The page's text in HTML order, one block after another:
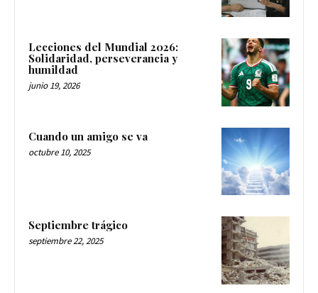
Lecciones del Mundial 2026:
Solidaridad, perseverancia y
humildad
junio 19, 2026
Cuando un amigo se va
octubre 10, 2025
Septiembre trágico
septiembre 22, 2025